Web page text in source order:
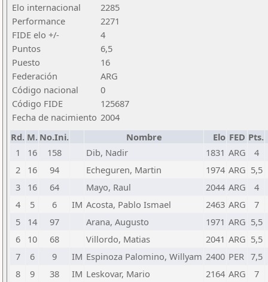
Elo internacional
2285
Performance
2271
FIDE elo +/-
4
Puntos
6,5
Puesto
16
Federación
ARG
Código nacional
0
Código FIDE
125687
Fecha de nacimiento 2004
Rd. M. No.Ini. Nombre Elo FED Pts.
1
16 158 Dib, Nadir 1831 ARG
4
2
16 94 Echeguren, Martin 1974 ARG 5,5
3
16 64 Mayo, Raul 2044 ARG
4
4
5 6 IM Acosta, Pablo Ismael 2463 ARG
7
5
14 97 Arana, Augusto 1971 ARG 5,5
6
10 68 Villordo, Matias 2041 ARG 5,5
7
6 9 IM Espinoza Palomino, Willyam 2400 PER 7,5
8
9 38 IM Leskovar, Mario 2164 ARG
7